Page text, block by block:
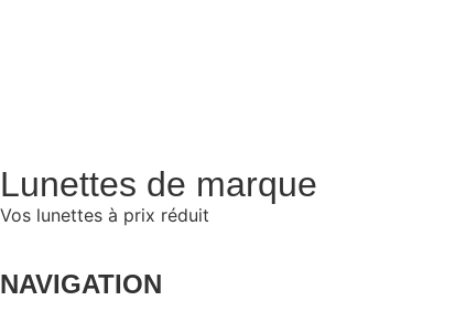
Lunettes de marque
Vos lunettes à prix réduit
NAVIGATION